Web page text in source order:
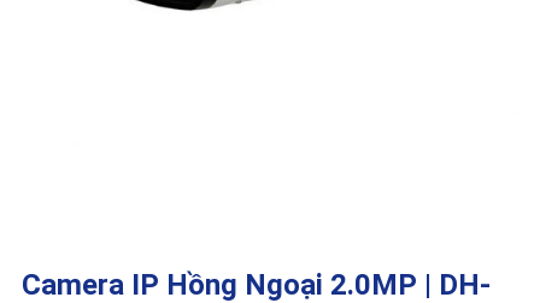
Camera IP Hồng Ngoại 2.0MP | DH-